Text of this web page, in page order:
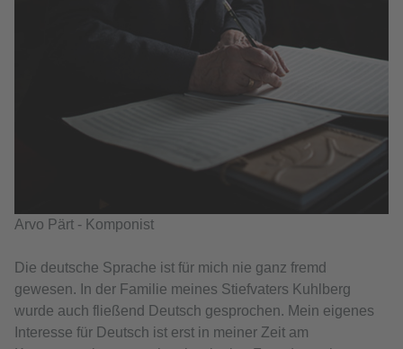
Arvo Pärt - Komponist
Die deutsche Sprache ist für mich nie ganz fremd
gewesen. In der Familie meines Stiefvaters Kuhlberg
wurde auch fließend Deutsch gesprochen. Mein eigenes
Interesse für Deutsch ist erst in meiner Zeit am